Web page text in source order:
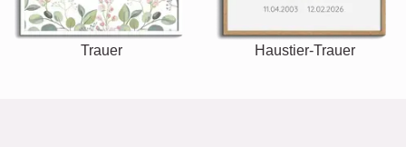
Trauer Haustier-Trauer